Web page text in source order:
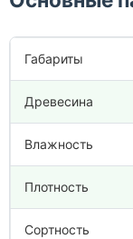
Габариты
Древесина
Влажность
Плотность
Сортность